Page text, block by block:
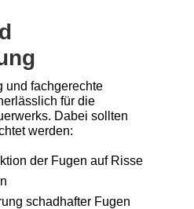
und fachgerechte
für die
Dabei sollten
werden:
der Fugen auf Risse
schadhafter Fugen